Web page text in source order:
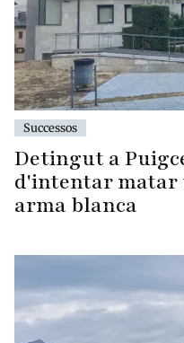
Successos
Detingut a
d'intentar matar
arma blanca